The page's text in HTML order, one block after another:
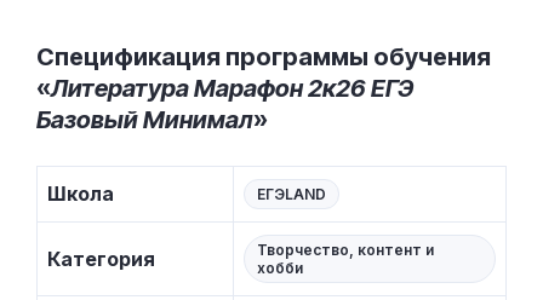
Спецификация программы обучения
«Литература Марафон 2к26 ЕГЭ
Базовый Минимал»
Школа ЕГЭLAND
Категория
Творчество, контент и
хобби